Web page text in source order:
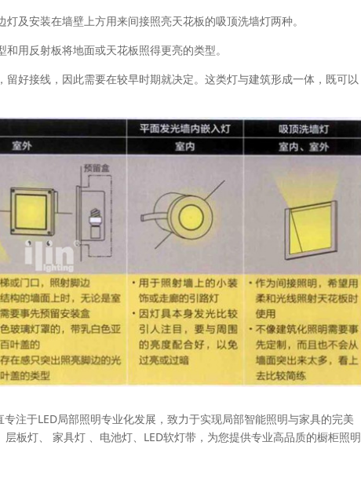
及安装在墙壁上方用来间接照亮天花板的吸顶洗墙灯两种。
用反射板将地面或天花板照得更亮的类型。
好接线，因此需要在较早时期就决定。这类灯与建筑形成一体，既可以
于LED局部照明专业化发展，致力于实现局部智能照明与家具的完美
板灯、 家具灯 、电池灯、LED软灯带，为您提供专业高品质的橱柜照明